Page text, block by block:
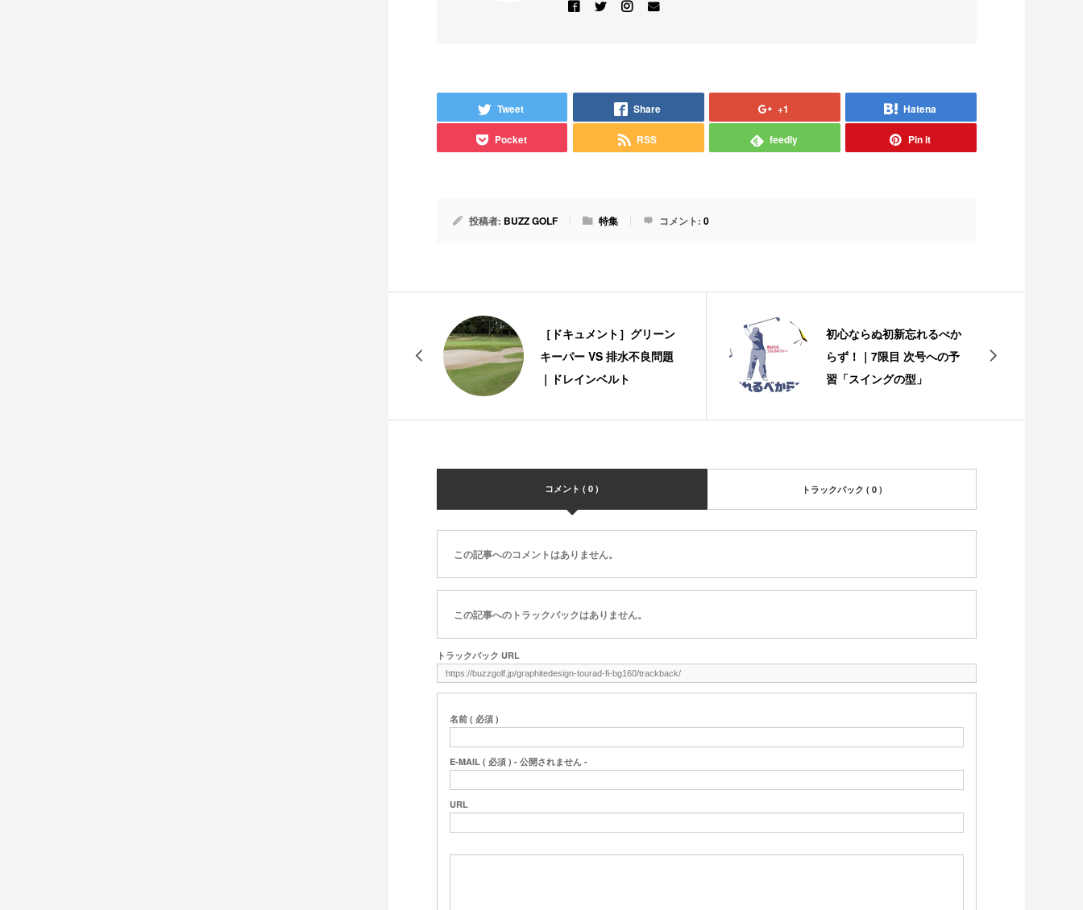
Tweet Share +1 Hatena
Pocket RSS feedly Pin it
投稿者: BUZZ GOLF 特集 コメント:0
［ドキュメント］グリーン
キーパー VS 排水不良問題
｜ドレインベルト
初心ならぬ初新忘れるべか
らず！｜7限目 次号への予
習「スイングの型」
コメント ( 0 ) トラックバック ( 0 )
この記事へのコメントはありません。
この記事へのトラックバックはありません。
トラックバック URL
名前 ( 必須 )
E-MAIL ( 必須 ) - 公開されません -
URL